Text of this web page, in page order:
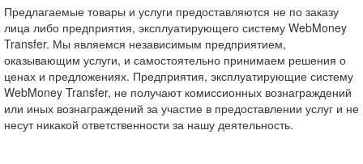
Предлагаемые товары и услуги предоставляются не по заказу
лица либо предприятия, эксплуатирующего систему WebMoney
Transfer. Мы являемся независимым предприятием,
оказывающим услуги, и самостоятельно принимаем решения о
ценах и предложениях. Предприятия, эксплуатирующие систему
WebMoney Transfer, не получают комиссионных вознаграждений
или иных вознаграждений за участие в предоставлении услуг и не
несут никакой ответственности за нашу деятельность.